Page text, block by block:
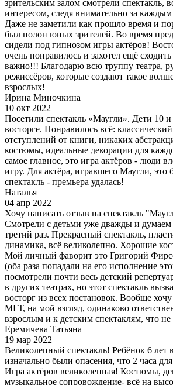
зрительским залом смотрели спектакль,
интересом, следя внимательно за
Даже не заметили как прошло время и
был полон юных зрителей. Во время
сидели под гипнозом игры актёров!
очень понравилось и захотел ещё сходить
важно!!! Благодарю всю труппу театра,
режиссёров, которые создают такое
взрослых!
Ирина Миночкина
10 окт 2022
Посетили спектакль «Маугли». Дети 10
восторге. Понравилось всё:
отступлений от книги, никаких
костюмы, идеальные декорации для
самое главное, это игра актёров - люди
игру. Для актёра, игравшего Маугли, это
спектакль - премьера удалась!
Наталья
04 апр 2022
Хочу написать отзыв на спектакль
Смотрели с детьми уже дважды и думаем
третий раз. Прекрасный спектакль,
динамика, всё великолепно. Хорошие
Мой личный фаворит это Григорий
(оба раза попадали на его исполнение
посмотрели почти весь детский
в других театрах, но этот спектакль
восторг из всех постановок. Вообще
МГТ, на мой взгляд, одинаково
взрослым и к детским спектаклям, что
Еремичева Татьяна
19 мар 2022
Великолепный спектакль! Ребёнок 6 лет
изначально были опасения, что 2 часа
Игра актёров великолепная! Костюмы,
музыкальное сопровождение- всё на